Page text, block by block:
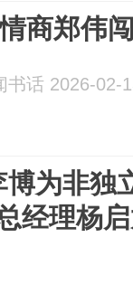
商郑伟
书话 2026-02-
为非独
经理杨